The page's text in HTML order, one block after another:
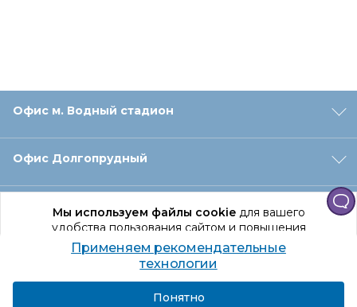
Мы используем файлы cookieдля вашего
удобства пользования сайтом и повышения
качества рекомендаций.
Продолжая использование сайта, вы даете
согласие на обработку персональных данных
Офис м. Водный стадион
Офис Долгопрудный
Офис Санкт‑Петербург
Оформление заказа
Применяем рекомендательные
технологии
Понятно